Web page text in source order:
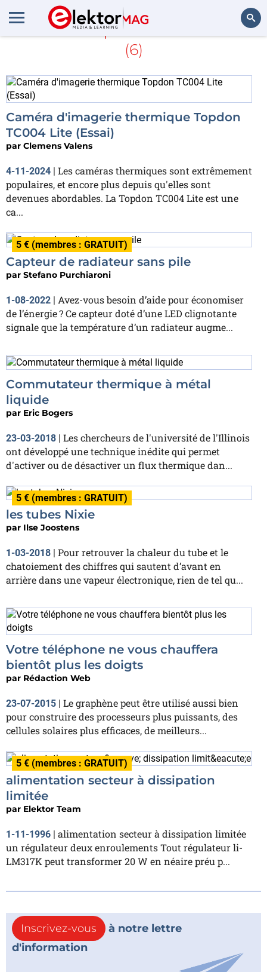
En savoir plus sur chaleur
(6)
Caméra d'imagerie thermique Topdon
TC004 Lite (Essai)
par Clemens Valens
4-11-2024 | Les caméras thermiques sont extrêmement
populaires, et encore plus depuis qu'elles sont
devenues abordables. La Topdon TC004 Lite est une
ca...
5 € (membres : GRATUIT)
Capteur de radiateur sans pile
par Stefano Purchiaroni
1-08-2022 | Avez-vous besoin d’aide pour économiser
de l’énergie ? Ce capteur doté d’une LED clignotante
signale que la température d’un radiateur augme...
Commutateur thermique à métal
liquide
par Eric Bogers
23-03-2018 | Les chercheurs de l'université de l'Illinois
ont développé une technique inédite qui permet
d'activer ou de désactiver un flux thermique dan...
5 € (membres : GRATUIT)
les tubes Nixie
par Ilse Joostens
1-03-2018
Pour retrouver la chaleur du tube et le
chatoiement des chiffres qui sautent d’avant en
arrière dans une vapeur électronique, rien de tel qu...
Votre téléphone ne vous chauffera
bientôt plus les doigts
par Rédaction Web
23-07-2015
Le graphène peut être utilisé aussi bien
pour construire des processeurs plus puissants, des
cellules solaires plus efficaces, de meilleurs...
5 € (membres : GRATUIT)
alimentation secteur à dissipation
limitée
par Elektor Team
1-11-1996 | alimentation secteur à dissipation limitée
un régulateur deux enroulements Tout régulateur li-
LM317K peut transformer 20 W en néaire préu p...
Inscrivez-vous
à notre lettre
d'information